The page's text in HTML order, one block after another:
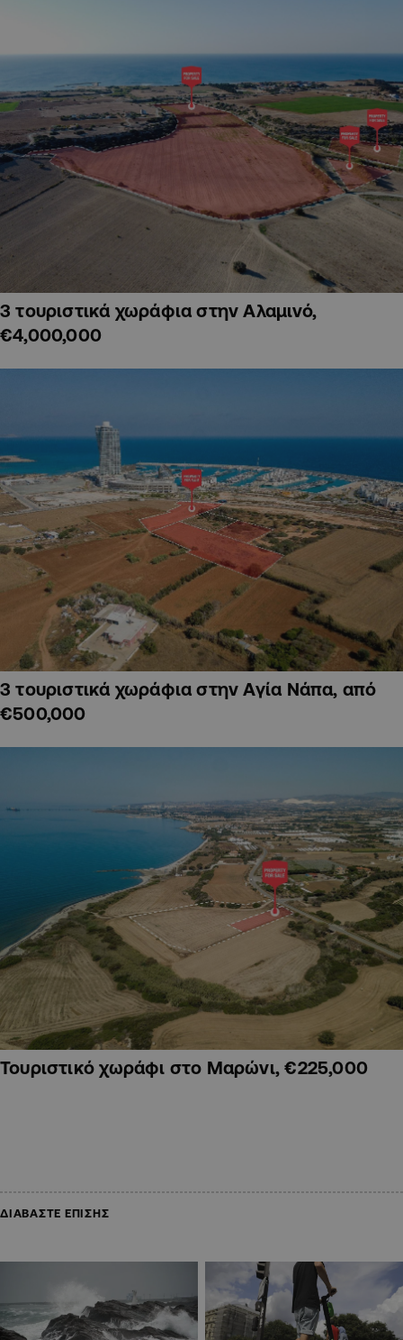
3 τουριστικά χωράφια στην Αλαμινό,
€4,000,000
3 τουριστικά χωράφια στην Αγία Νάπα, από
€500,000
Τουριστικό χωράφι στο Μαρώνι, €225,000
ΔΙΑΒΑΣΤΕ ΕΠΙΣΗΣ